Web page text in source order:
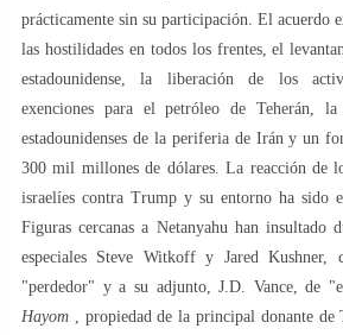
prácticamente sin su participación. El acuerdo
las hostilidades en todos los frentes, el
estadounidense, la liberación de los
exenciones para el petróleo de Teherán,
estadounidenses de la periferia de Irán y un
300 mil millones de dólares. La reacción de
israelíes contra Trump y su entorno ha sido
Figuras cercanas a Netanyahu han insultado
especiales Steve Witkoff y Jared Kushner,
"perdedor" y a su adjunto, J.D. Vance, de
Hayom , propiedad de la principal donante de